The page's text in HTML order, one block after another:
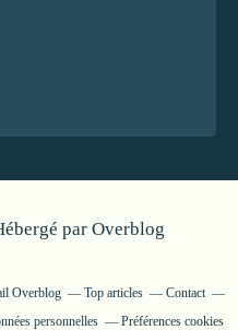
par Overblog
Overblog Top articles
Contact
personnelles Préférences cookies